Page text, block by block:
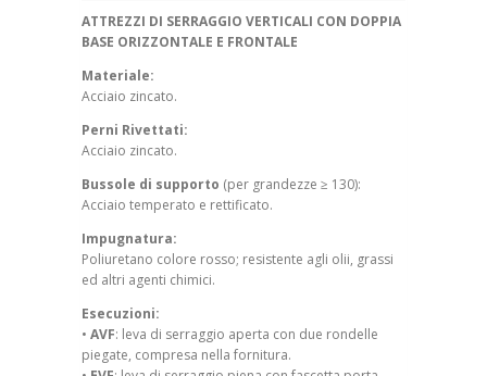
ATTREZZI DI SERRAGGIO VERTICALI CON DOPPIA
BASE ORIZZONTALE E FRONTALE
Materiale:
Acciaio zincato.
Perni Rivettati:
Acciaio zincato.
Bussole di supporto (per grandezze ≥ 130):
Acciaio temperato e rettificato.
Impugnatura:
Poliuretano colore rosso; resistente agli olii, grassi
ed altri agenti chimici.
Esecuzioni:
• AVF: leva di serraggio aperta con due rondelle
piegate, compresa nella fornitura.